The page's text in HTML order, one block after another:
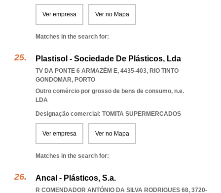
Ver empresa Ver no Mapa
Matches in the search for:
Plastisol - Sociedade De Plásticos, Lda
TV DA PONTE 6 ARMAZÉM E, 4435-403, RIO TINTO
GONDOMAR, PORTO
Outro comércio por grosso de bens de consumo, n.e.
LDA
Designação comercial: TOMITA SUPERMERCADOS
Ver empresa Ver no Mapa
Matches in the search for:
Ancal - Plásticos, S.a.
R COMENDADOR ANTÓNIO DA SILVA RODRIGUES 68, 3720-